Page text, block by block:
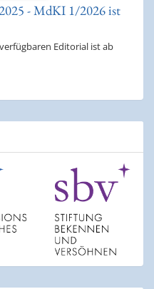
- MdKI 1/2026 ist
Editorial ist ab